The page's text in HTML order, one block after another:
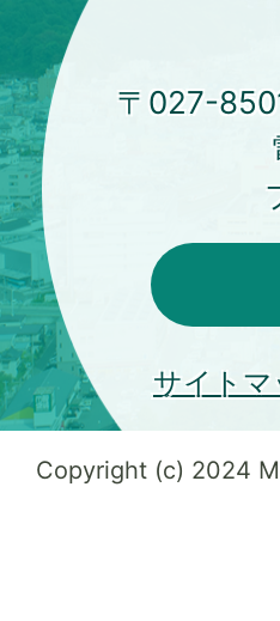
〒027-
サイト
Copyright (c) 2024